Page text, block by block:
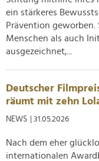
ein stärkeres
Prävention geworben.
Menschen als auch
ausgezeichnet,...
Deutscher
räumt mit zehn
NEWS | 31.05.2026
Nach dem eher
internationalen